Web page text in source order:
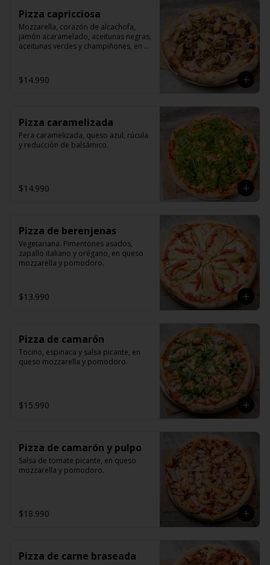
Pizza capricciosa
Mozzarella, corazón de alcachofa,
jamón acaramelado, aceitunas negras,
aceitunas verdes y champiñones, en
$14.990
Pizza caramelizada
Pera caramelizada, queso azul, rúcula
y reducción de balsámico.
$14.990
Pizza de berenjenas
Vegetariana. Pimentones asados,
zapallo italiano y orégano, en queso
mozzarella y pomodoro.
$13.990
Pizza de camarón
Tocino, espinaca y salsa picante, en
queso mozzarella y pomodoro.
$15.990
Pizza de camarón y pulpo
Salsa de tomate picante, en queso
mozzarella y pomodoro.
$18.990
Pizza de carne braseada